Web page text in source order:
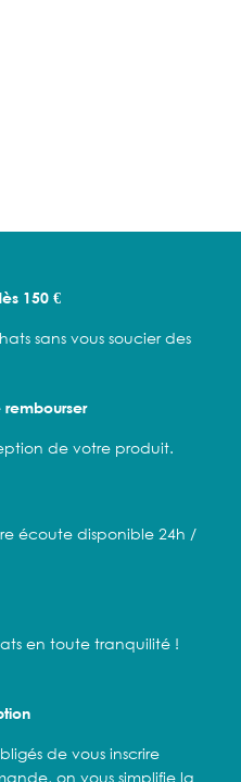
150 €
sans vous soucier des
rembourser
de votre produit.
écoute disponible 24h /
en toute tranquilité !
de vous inscrire
on vous simplifie la